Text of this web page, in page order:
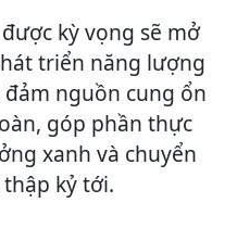
kỳ vọng sẽ mở
triển năng lượng
nguồn cung ổn
góp phần thực
xanh và chuyển
kỷ tới.